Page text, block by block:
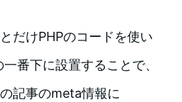
だけPHPのコードを使い
番下に設置することで、
記事のmeta情報に